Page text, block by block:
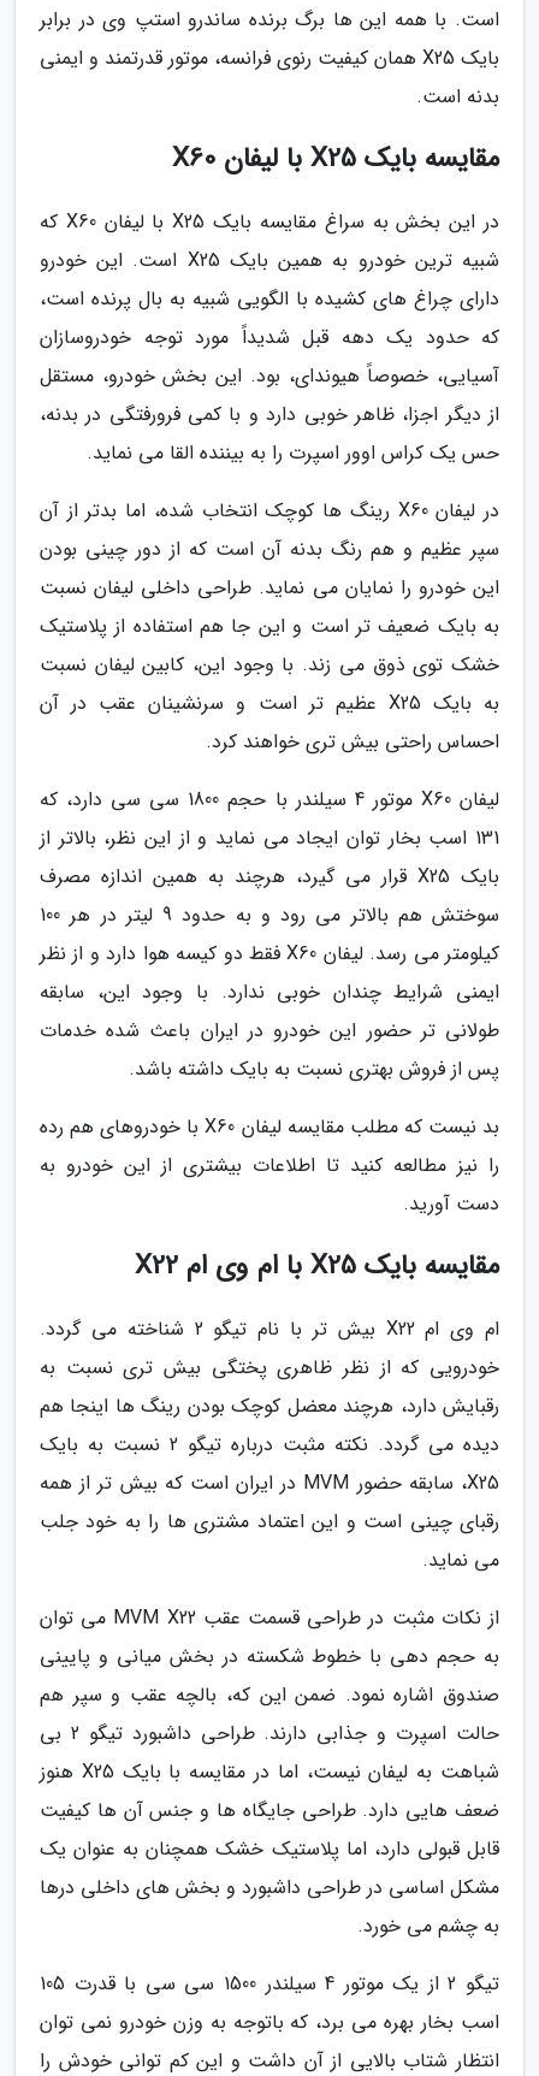
است. با همه این ها برگ برنده ساندرو استپ وی در برابر
بایک X25 همان کیفیت رنوی فرانسه، موتور قدرتمند و ایمنی
بدنه است.
مقایسه بایک X25 با لیفان X60
در این بخش به سراغ مقایسه بایک X25 با لیفان X60 که
شبیه ترین خودرو به همین بایک X25 است. این خودرو
دارای چراغ های کشیده با الگویی شبیه به بال پرنده است،
که حدود یک دهه قبل شدیداً مورد توجه خودروسازان
آسیایی، خصوصاً هیوندای، بود. این بخش خودرو، مستقل
از دیگر اجزا، ظاهر خوبی دارد و با کمی فرورفتگی در بدنه،
حس یک کراس اوور اسپرت را به بیننده القا می نماید.
در لیفان X60 رینگ ها کوچک انتخاب شده، اما بدتر از آن
سپر عظیم و هم رنگ بدنه آن است که از دور چینی بودن
این خودرو را نمایان می نماید. طراحی داخلی لیفان نسبت
به بایک ضعیف تر است و این جا هم استفاده از پلاستیک
خشک توی ذوق می زند. با وجود این، کابین لیفان نسبت
به بایک X25 عظیم تر است و سرنشینان عقب در آن
احساس راحتی بیش تری خواهند کرد.
لیفان X60 موتور 4 سیلندر با حجم 1800 سی سی دارد، که
131 اسب بخار توان ایجاد می نماید و از این نظر، بالاتر از
بایک X25 قرار می گیرد، هرچند به همین اندازه مصرف
سوختش هم بالاتر می رود و به حدود 9 لیتر در هر 100
کیلومتر می رسد. لیفان X60 فقط دو کیسه هوا دارد و از نظر
ایمنی شرایط چندان خوبی ندارد. با وجود این، سابقه
طولانی تر حضور این خودرو در ایران باعث شده خدمات
پس از فروش بهتری نسبت به بایک داشته باشد.
بد نیست که مطلب مقایسه لیفان X60 با خودروهای هم رده
را نیز مطالعه کنید تا اطلاعات بیشتری از این خودرو به
دست آورید.
مقایسه بایک X25 با ام وی ام X22
ام وی ام X22 بیش تر با نام تیگو 2 شناخته می گردد.
خودرویی که از نظر ظاهری پختگی بیش تری نسبت به
رقبایش دارد، هرچند معضل کوچک بودن رینگ ها اینجا هم
دیده می گردد. نکته مثبت درباره تیگو 2 نسبت به بایک
X25، سابقه حضور MVM در ایران است که بیش تر از همه
رقبای چینی است و این اعتماد مشتری ها را به خود جلب
می نماید.
از نکات مثبت در طراحی قسمت عقب MVM X22 می توان
به حجم دهی با خطوط شکسته در بخش میانی و پایینی
صندوق اشاره نمود. ضمن این که، بالچه عقب و سپر هم
حالت اسپرت و جذابی دارند. طراحی داشبورد تیگو 2 بی
شباهت به لیفان نیست، اما در مقایسه با بایک X25 هنوز
ضعف هایی دارد. طراحی جایگاه ها و جنس آن ها کیفیت
قابل قبولی دارد، اما پلاستیک خشک همچنان به عنوان یک
مشکل اساسی در طراحی داشبورد و بخش های داخلی درها
به چشم می خورد.
تیگو 2 از یک موتور 4 سیلندر 1500 سی سی با قدرت 105
اسب بخار بهره می برد، که باتوجه به وزن خودرو نمی توان
انتظار شتاب بالایی از آن داشت و این کم توانی خودش را